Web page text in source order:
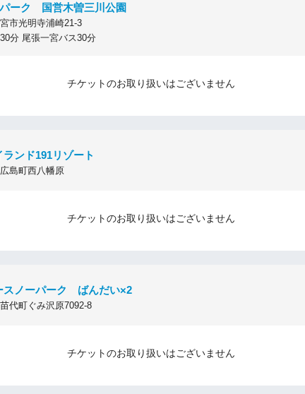
ーク 国営木曽三川公園
市光明寺浦崎21-3
分 尾張一宮バス30分
チケットのお取り扱いはございません
ンド191リゾート
島町西八幡原
チケットのお取り扱いはございません
スノーパーク ばんだい×2
代町ぐみ沢原7092-8
チケットのお取り扱いはございません